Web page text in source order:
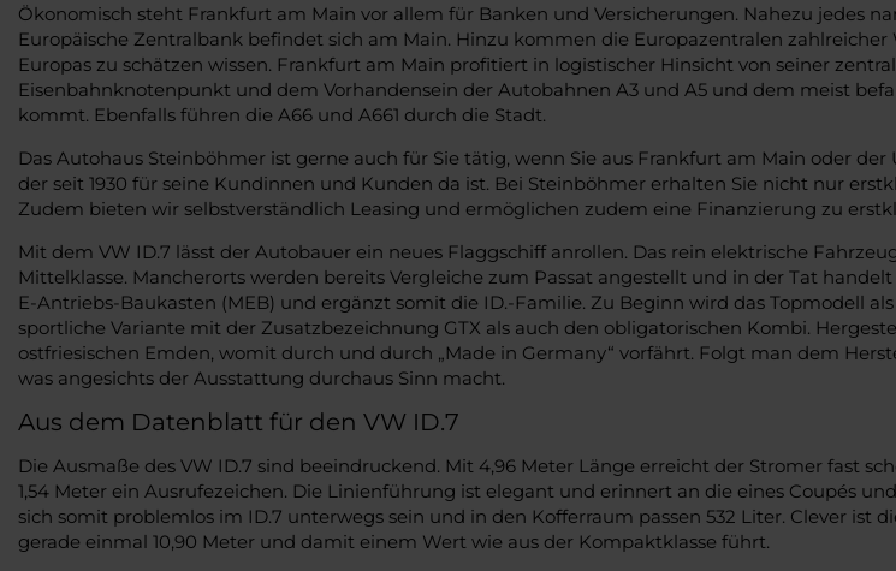
Ökonomisch steht Frankfurt am Main vor allem für Banken und Versicherungen. Nahezu jedes
Europäische Zentralbank befindet sich am Main. Hinzu kommen die Europazentralen
Europas zu schätzen wissen. Frankfurt am Main profitiert in logistischer Hinsicht von seiner
Eisenbahnknotenpunkt und dem Vorhandensein der Autobahnen A3 und A5 und dem meist
kommt. Ebenfalls führen die A66 und A661 durch die Stadt.
Das Autohaus Steinböhmer ist gerne auch für Sie tätig, wenn Sie aus Frankfurt am Main oder
der seit 1930 für seine Kundinnen und Kunden da ist. Bei Steinböhmer erhalten Sie nicht nur
Zudem bieten wir selbstverständlich Leasing und ermöglichen zudem eine Finanzierung zu
Mit dem VW ID.7 lässt der Autobauer ein neues Flaggschiff anrollen. Das rein elektrische
Mittelklasse. Mancherorts werden bereits Vergleiche zum Passat angestellt und in der Tat
E-Antriebs-Baukasten (MEB) und ergänzt somit die ID.-Familie. Zu Beginn wird das Topmodell
sportliche Variante mit der Zusatzbezeichnung GTX als auch den obligatorischen Kombi.
ostfriesischen Emden, womit durch und durch „Made in Germany“ vorfährt. Folgt man dem
was angesichts der Ausstattung durchaus Sinn macht.
Aus dem Datenblatt für den VW ID.7
Die Ausmaße des VW ID.7 sind beeindruckend. Mit 4,96 Meter Länge erreicht der Stromer fast
1,54 Meter ein Ausrufezeichen. Die Linienführung ist elegant und erinnert an die eines Coupés
sich somit problemlos im ID.7 unterwegs sein und in den Kofferraum passen 532 Liter. Clever ist
gerade einmal 10,90 Meter und damit einem Wert wie aus der Kompaktklasse führt.